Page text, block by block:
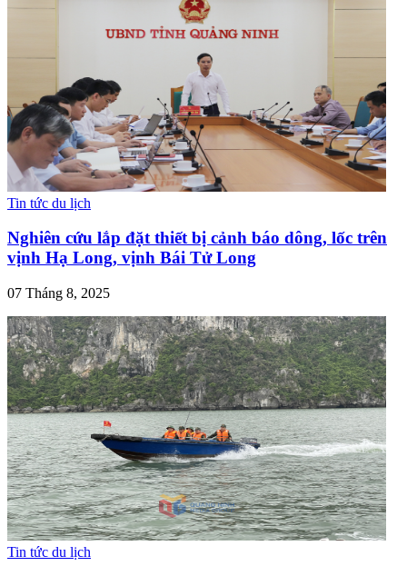
Tin tức du lịch
Nghiên cứu lắp đặt thiết bị cảnh báo dông, lốc trên
vịnh Hạ Long, vịnh Bái Tử Long
07 Tháng 8, 2025
Tin tức du lịch